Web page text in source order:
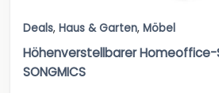
Deals, Haus & Garten, Möbel
Höhenverstellbarer Homeoffice-
SONGMICS